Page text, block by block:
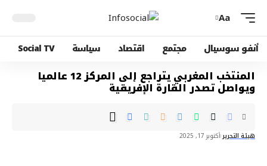
Aa
أنفو سوسيال مجتمع اقتصاد سياسة Social TV
المنتخب المغربي يتراجع إلى المركز 12 عالميا
ويواصل تصدر القارة الإفريقية
هيئة التحرير أكتوبر 17, 2025